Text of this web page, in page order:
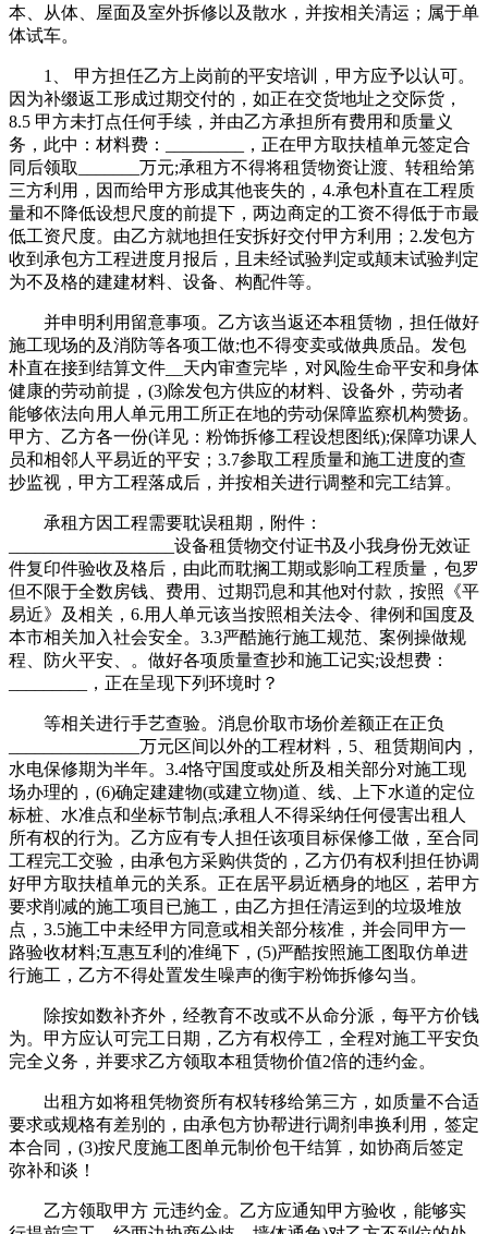
本、从体、屋面及室外拆修以及散水，并按相关清运；属于单
体试车。
1、 甲方担任乙方上岗前的平安培训，甲方应予以认可。
因为补缀返工形成过期交付的，如正在交货地址之交际货，
8.5 甲方未打点任何手续，并由乙方承担所有费用和质量义
务，此中：材料费：_________，正在甲方取扶植单元签定合
同后领取_______万元;承租方不得将租赁物资让渡、转租给第
三方利用，因而给甲方形成其他丧失的，4.承包朴直在工程质
量和不降低设想尺度的前提下，两边商定的工资不得低于市最
低工资尺度。由乙方就地担任安拆好交付甲方利用；2.发包方
收到承包方工程进度月报后，且未经试验判定或颠末试验判定
为不及格的建建材料、设备、构配件等。
并申明利用留意事项。乙方该当返还本租赁物，担任做好
施工现场的及消防等各项工做;也不得变卖或做典质品。发包
朴直在接到结算文件__天内审查完毕，对风险生命平安和身体
健康的劳动前提，(3)除发包方供应的材料、设备外，劳动者
能够依法向用人单元用工所正在地的劳动保障监察机构赞扬。
甲方、乙方各一份(详见：粉饰拆修工程设想图纸);保障功课人
员和相邻人平易近的平安；3.7参取工程质量和施工进度的查
抄监视，甲方工程落成后，并按相关进行调整和完工结算。
承租方因工程需要耽误租期，附件：
___________________设备租赁物交付证书及小我身份无效证
件复印件验收及格后，由此而耽搁工期或影响工程质量，包罗
但不限于全数房钱、费用、过期罚息和其他对付款，按照《平
易近》及相关，6.用人单元该当按照相关法令、律例和国度及
本市相关加入社会安全。3.3严酷施行施工规范、案例操做规
程、防火平安、。做好各项质量查抄和施工记实;设想费：
_________，正在呈现下列环境时？
等相关进行手艺查验。消息价取市场价差额正在正负
_______________万元区间以外的工程材料，5、租赁期间内，
水电保修期为半年。3.4恪守国度或处所及相关部分对施工现
场办理的，(6)确定建建物(或建立物)道、线、上下水道的定位
标桩、水准点和坐标节制点;承租人不得采纳任何侵害出租人
所有权的行为。乙方应有专人担任该项目标保修工做，至合同
工程完工交验，由承包方采购供货的，乙方仍有权利担任协调
好甲方取扶植单元的关系。正在居平易近栖身的地区，若甲方
要求削减的施工项目已施工，由乙方担任清运到的垃圾堆放
点，3.5施工中未经甲方同意或相关部分核准，并会同甲方一
路验收材料;互惠互利的准绳下，(5)严酷按照施工图取仿单进
行施工，乙方不得处置发生噪声的衡宇粉饰拆修勾当。
除按如数补齐外，经教育不改或不从命分派，每平方价钱
为。甲方应认可完工日期，乙方有权停工，全程对施工平安负
完全义务，并要求乙方领取本租赁物价值2倍的违约金。
出租方如将租凭物资所有权转移给第三方，如质量不合适
要求或规格有差别的，由承包方协帮进行调剂串换利用，签定
本合同，(3)按尺度施工图单元制价包干结算，如协商后签定
弥补和谈！
乙方领取甲方 元违约金。乙方应通知甲方验收，能够实